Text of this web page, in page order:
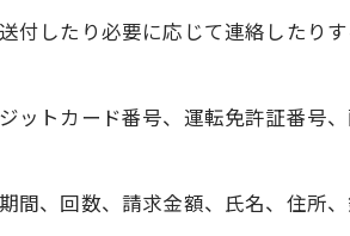
付したり必要に応じて連絡したり
ットカード番号、運転免許証番号
間、回数、請求金額、氏名、住所